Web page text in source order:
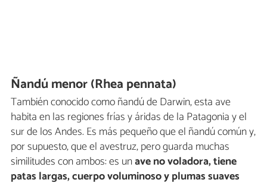
Ñandú menor (Rhea pennata)
También conocido como ñandú de Darwin, esta ave
habita en las regiones frías y áridas de la Patagonia y el
sur de los Andes. Es más pequeño que el ñandú común y,
por supuesto, que el avestruz, pero guarda muchas
similitudes con ambos: es unave no voladora, tiene
patas largas, cuerpo voluminoso y plumas suaves